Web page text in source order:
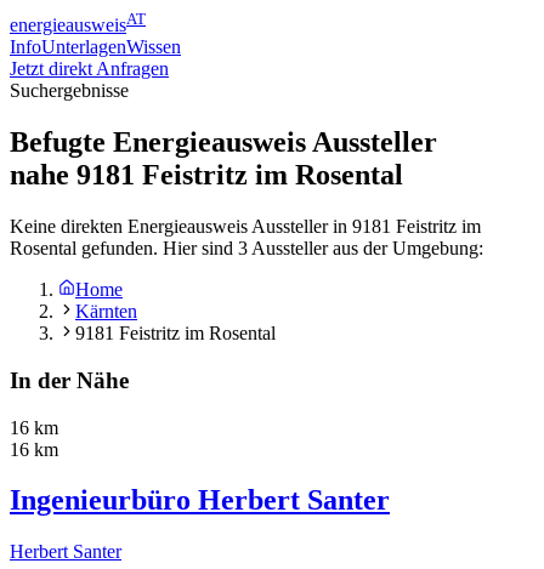
energieausweisAT
InfoUnterlagenWissen
Jetzt direkt Anfragen
Suchergebnisse
Befugte Energieausweis Aussteller
nahe 9181 Feistritz im Rosental
Keine direkten Energieausweis Aussteller in 9181 Feistritz im
Rosental gefunden. Hier sind 3 Aussteller aus der Umgebung:
Home
Kärnten
9181 Feistritz im Rosental
In der Nähe
16 km
16 km
Ingenieurbüro Herbert Santer
Herbert Santer